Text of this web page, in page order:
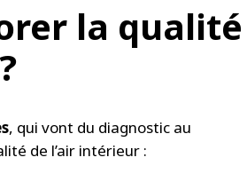
la qualité
, qui vont du diagnostic au
de l’air intérieur :